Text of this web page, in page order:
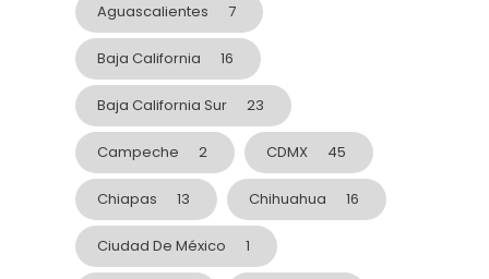
Aguascalientes 7
Baja California 16
Baja California Sur 23
Campeche 2 CDMX 45
Chiapas 13 Chihuahua 16
Ciudad De México 1